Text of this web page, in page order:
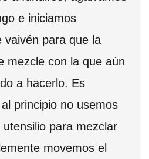
e iniciamos
vaivén para que la
mezcle con la que aún
a hacerlo. Es
principio no usemos
para mezclar
movemos el